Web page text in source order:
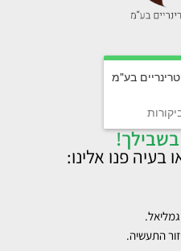
בע"מ
פנו אלינו:
התעשיה.